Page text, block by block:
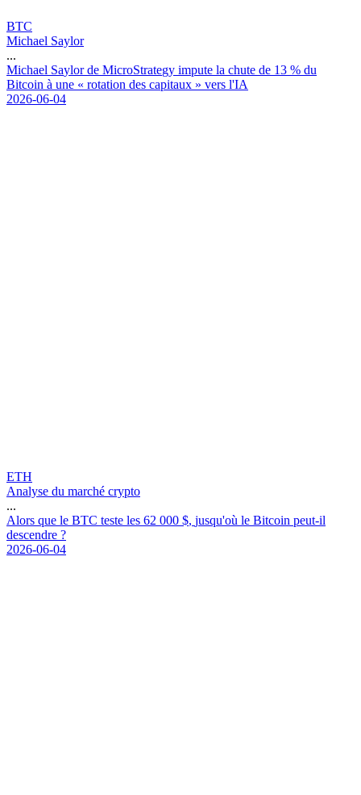
BTC
Michael Saylor
...
Michael Saylor de MicroStrategy impute la chute de 13 % du
Bitcoin à une « rotation des capitaux » vers l'IA
2026-06-04
ETH
Analyse du marché crypto
...
Alors que le BTC teste les 62 000 $, jusqu'où le Bitcoin peut-il
descendre ?
2026-06-04